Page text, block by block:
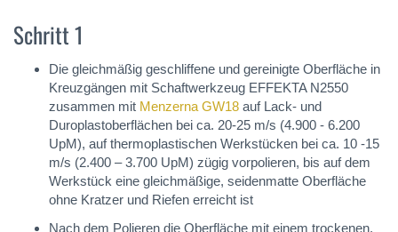
Schritt 1
Die gleichmäßig geschliffene und gereinigte Oberfläche in
Kreuzgängen mit Schaftwerkzeug EFFEKTA N2550
zusammen mit Menzerna GW18 auf Lack- und
Duroplastoberflächen bei ca. 20-25 m/s (4.900 - 6.200
UpM), auf thermoplastischen Werkstücken bei ca. 10 -15
m/s (2.400 – 3.700 UpM) zügig vorpolieren, bis auf dem
Werkstück eine gleichmäßige, seidenmatte Oberfläche
ohne Kratzer und Riefen erreicht ist
Nach dem Polieren die Oberfläche mit einem trockenen,